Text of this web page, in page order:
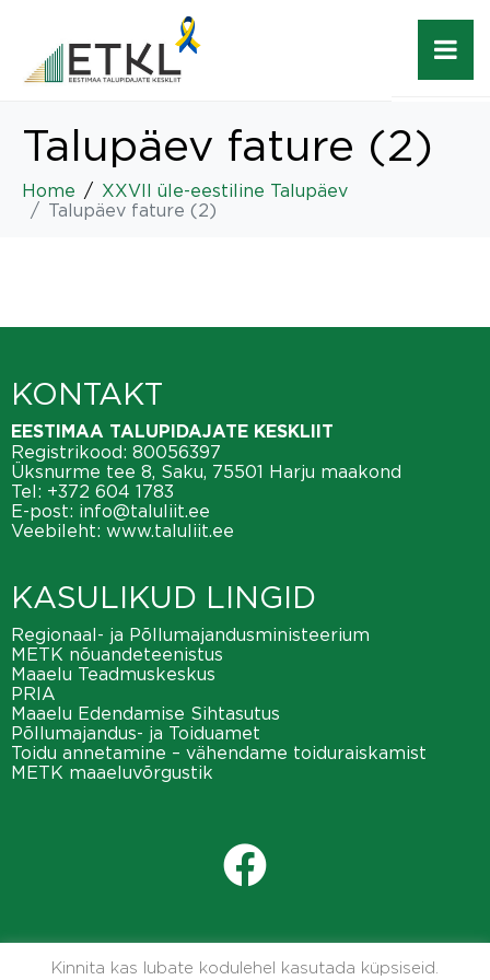
Talupäev fature (2)
Home
XXVII üle-eestiline Talupäev
Talupäev fature (2)
KONTAKT
EESTIMAA TALUPIDAJATE KESKLIIT
Registrikood: 80056397
Üksnurme tee 8, Saku, 75501 Harju maakond
Tel: +372 604 1783
E-post: info@taluliit.ee
Veebileht: www.taluliit.ee
KASULIKUD LINGID
Regionaal- ja Põllumajandusministeerium
METK nõuandeteenistus
Maaelu Teadmuskeskus
PRIA
Maaelu Edendamise Sihtasutus
Põllumajandus- ja Toiduamet
Toidu annetamine – vähendame toiduraiskamist
METK maaeluvõrgustik
Kinnita kas lubate kodulehel kasutada küpsiseid.